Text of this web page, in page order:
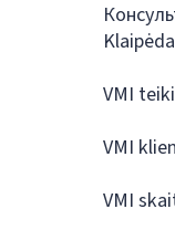
Klaipėda
VMI
VMI
VMI